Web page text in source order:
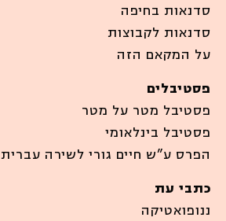
סדנאות בחיפה
סדנאות לקבוצות
על המקאם הזה
פסטיבלים
פסטיבל מטר על מטר
פסטיבל בינלאומי
הפרס ע”ש חיים גורי לשירה עברית
כתבי עת
ננופואטיקה